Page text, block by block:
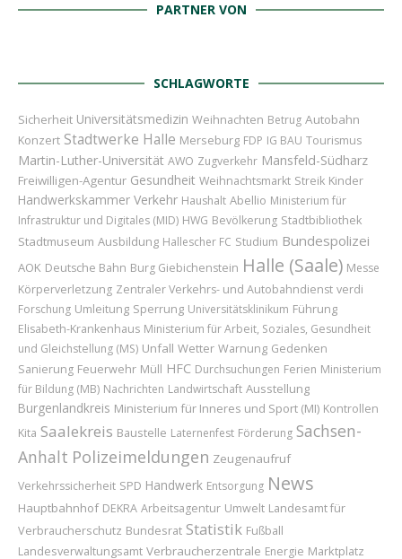
PARTNER VON
SCHLAGWORTE
Sicherheit Universitätsmedizin Weihnachten Betrug Autobahn
Konzert Stadtwerke Halle Merseburg FDP IG BAU Tourismus
Martin-Luther-Universität AWO Zugverkehr Mansfeld-Südharz
Freiwilligen-Agentur Gesundheit Weihnachtsmarkt Streik Kinder
Handwerkskammer Verkehr Haushalt Abellio Ministerium für
Infrastruktur und Digitales (MID) HWG Bevölkerung Stadtbibliothek
Stadtmuseum Ausbildung Hallescher FC Studium Bundespolizei
AOK Deutsche Bahn Burg Giebichenstein Halle (Saale) Messe
Körperverletzung Zentraler Verkehrs- und Autobahndienst verdi
Forschung Umleitung Sperrung Universitätsklinikum Führung
Elisabeth-Krankenhaus Ministerium für Arbeit, Soziales, Gesundheit
und Gleichstellung (MS) Unfall Wetter Warnung Gedenken
Sanierung Feuerwehr Müll HFC Durchsuchungen Ferien Ministerium
für Bildung (MB) Nachrichten Landwirtschaft Ausstellung
Burgenlandkreis Ministerium für Inneres und Sport (MI) Kontrollen
Kita Saalekreis Baustelle Laternenfest Förderung Sachsen-
Anhalt Polizeimeldungen Zeugenaufruf
Verkehrssicherheit SPD Handwerk Entsorgung News
Hauptbahnhof DEKRA Arbeitsagentur Umwelt Landesamt für
Verbraucherschutz Bundesrat Statistik Fußball
Landesverwaltungsamt Verbraucherzentrale Energie Marktplatz